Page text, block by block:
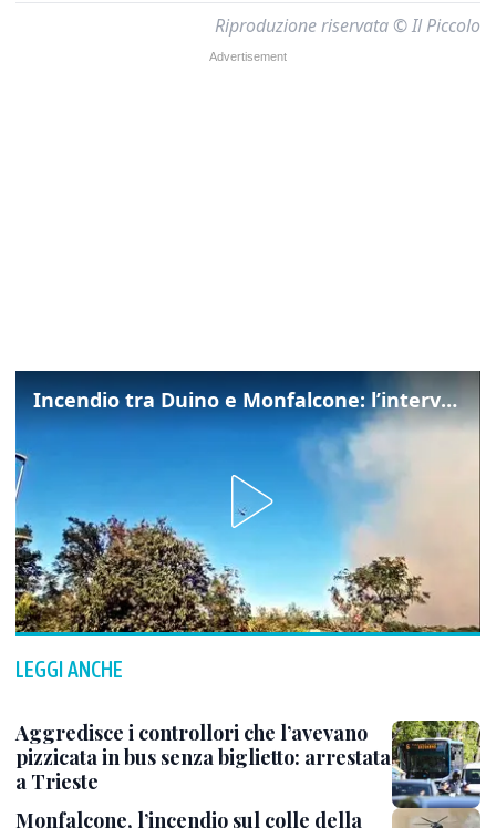
Riproduzione riservata © Il Piccolo
Incendio tra Duino e Monfalcone: l’intervento dei vigili del fuoco
LEGGI ANCHE
Aggredisce i controllori che l’avevano
pizzicata in bus senza biglietto: arrestata
a Trieste
Monfalcone, l’incendio sul colle della